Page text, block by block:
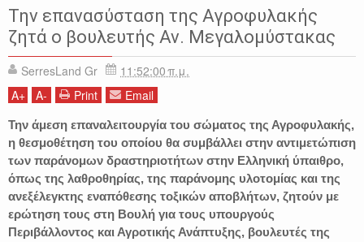
ΑΓΡΟΤΙΚΑ
ΑΓΡΟΦΥΛΑΚΗ
ΑΝΑΣΤΑΣΙΟΣ ΜΕΓΑΛΟΜΥΣΤΑΚΑΣ
ΕΙΔΗΣΕΙΣ
ΣΕΡΡΕΣ
Την επανασύσταση της Αγροφυλακής
ζητά ο βουλευτής Αν. Μεγαλομύστακας
SerresLand Gr
11:52:00 π.μ.
A+ A- Print Email
Την άμεση επαναλειτουργία του σώματος της Αγροφυλακής,
η θεσμοθέτηση του οποίου θα συμβάλλει στην αντιμετώπιση
των παράνομων δραστηριοτήτων στην Ελληνική ύπαιθρο,
όπως της λαθροθηρίας, της παράνομης υλοτομίας και της
ανεξέλεγκτης εναπόθεσης τοξικών αποβλήτων, ζητούν με
ερώτηση τους στη Βουλή για τους υπουργούς
Περιβάλλοντος και Αγροτικής Ανάπτυξης, βουλευτές της